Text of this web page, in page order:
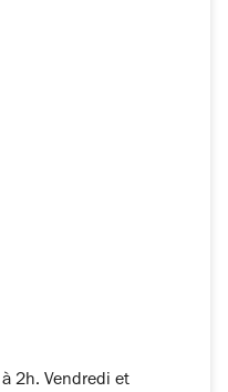
2h. Vendredi et